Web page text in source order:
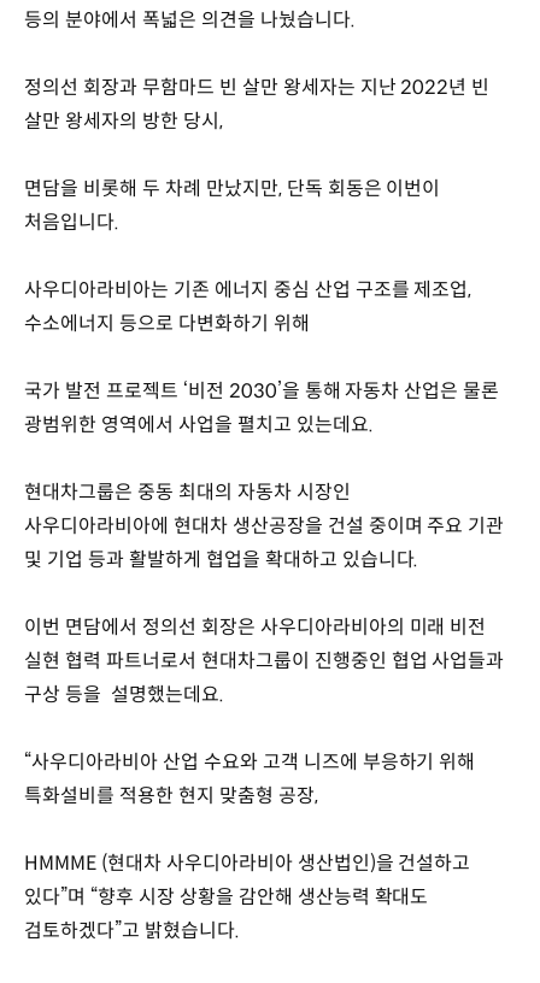
등의 분야에서 폭넓은 의견을 나눴습니다.
정의선 회장과 무함마드 빈 살만 왕세자는 지난 2022년 빈
살만 왕세자의 방한 당시,
면담을 비롯해 두 차례 만났지만, 단독 회동은 이번이
처음입니다.
사우디아라비아는 기존 에너지 중심 산업 구조를 제조업,
수소에너지 등으로 다변화하기 위해
국가 발전 프로젝트 ‘비전 2030’을 통해 자동차 산업은 물론
광범위한 영역에서 사업을 펼치고 있는데요.
현대차그룹은 중동 최대의 자동차 시장인
사우디아라비아에 현대차 생산공장을 건설 중이며 주요 기관
및 기업 등과 활발하게 협업을 확대하고 있습니다.
이번 면담에서 정의선 회장은 사우디아라비아의 미래 비전
실현 협력 파트너로서 현대차그룹이 진행중인 협업 사업들과
구상 등을 설명했는데요.
“사우디아라비아 산업 수요와 고객 니즈에 부응하기 위해
특화설비를 적용한 현지 맞춤형 공장,
HMMME (현대차 사우디아라비아 생산법인)을 건설하고
있다”며 “향후 시장 상황을 감안해 생산능력 확대도
검토하겠다”고 밝혔습니다.